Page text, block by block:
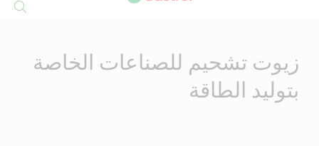
زيوت تشحيم للصناعات الخاصة
بتوليد الطاقة